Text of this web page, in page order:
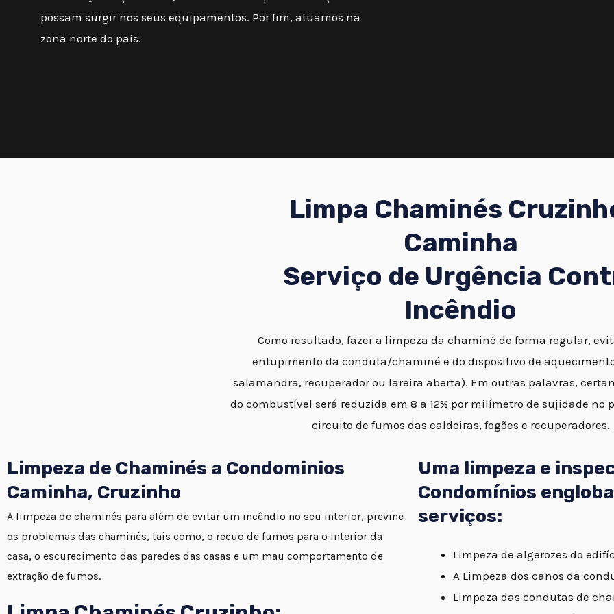
possam surgir nos seus equipamentos. Por fim, atuamos na
zona norte do pais.
Limpa Chaminés
Caminha
Serviço de Urgência
Incêndio
Como resultado, fazer a limpeza da chaminé de forma regular,
entupimento da conduta/chaminé e do dispositivo de
salamandra, recuperador ou lareira aberta). Em outras palavras,
do combustível será reduzida em 8 a 12% por milímetro de sujidade no
circuito de fumos das caldeiras, fogões e recuperadores.
Limpeza de Chaminés a Condominios
Caminha, Cruzinho
A limpeza de chaminés para além de evitar um incêndio no seu interior, previne
os problemas das chaminés, tais como, o recuo de fumos para o interior da
casa, o escurecimento das paredes das casas e um mau comportamento de
extração de fumos.
Uma limpeza e
Condomínios
serviços:
Limpeza de algerozes do
A Limpeza dos canos da
Limpeza das condutas de